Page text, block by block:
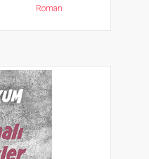
Roman